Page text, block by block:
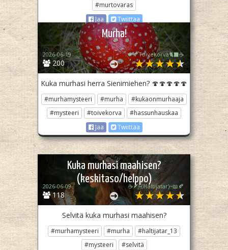
#murtovaras
Jaa
Twiittaa
Murha!
200
2026-06-19 🍁🍂Toivekorva🐈‍⬛☕
Kuka murhasi herra Sienimiehen? 🍄🍄🍄🍄🍄
#murhamysteeri #murha
#kukaonmurhaaja
#mysteeri
#toivekorva
#hassunhauskaa
Jaa
Twiittaa
Kuka murhasi maahisen?
(keskitaso/helppo)
118
2026-06-09 ☕🪶~(ℍaltijatar)~📖🍂
Selvitä kuka murhasi maahisen?
#murhamysteeri #murha
#haltijatar_13
#mysteeri
#selvitä